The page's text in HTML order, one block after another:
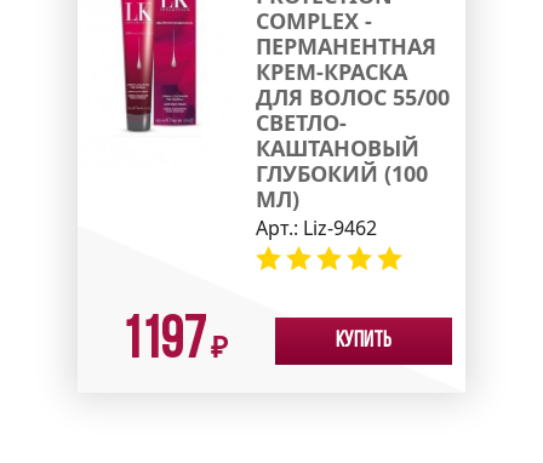
COMPLEX -
ПЕРМАНЕНТНАЯ
КРЕМ-КРАСКА
ДЛЯ ВОЛОС 55/00
СВЕТЛО-
КАШТАНОВЫЙ
ГЛУБОКИЙ (100
МЛ)
Арт.: Liz-9462
1197₽ Купить